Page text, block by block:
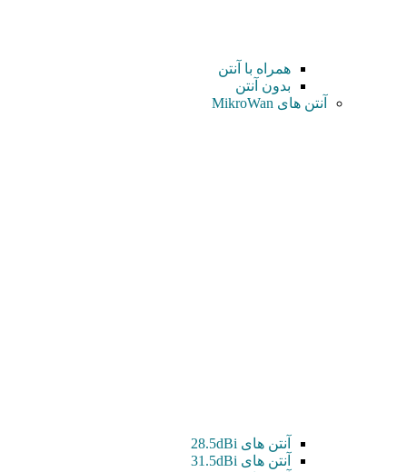
همراه با آنتن
بدون آنتن
آنتن های MikroWan
آنتن های 28.5dBi
آنتن های 31.5dBi